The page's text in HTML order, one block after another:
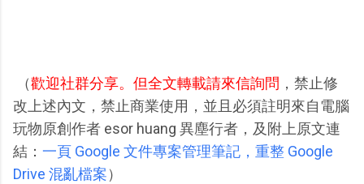
（歡迎社群分享。但全文轉載請來信詢問 ，禁止修
改上述內文，禁止商業使用，並且必須註明來自電腦
玩物原創作者 esor huang 異塵行者，及附上原文連
結： 一頁 Google 文件專案管理筆記，重整 Google
Drive 混亂檔案）